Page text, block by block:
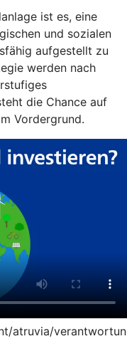
ist es, eine
und sozialen
aufgestellt zu
werden nach
die Chance auf
Vordergrund.
atruvia/